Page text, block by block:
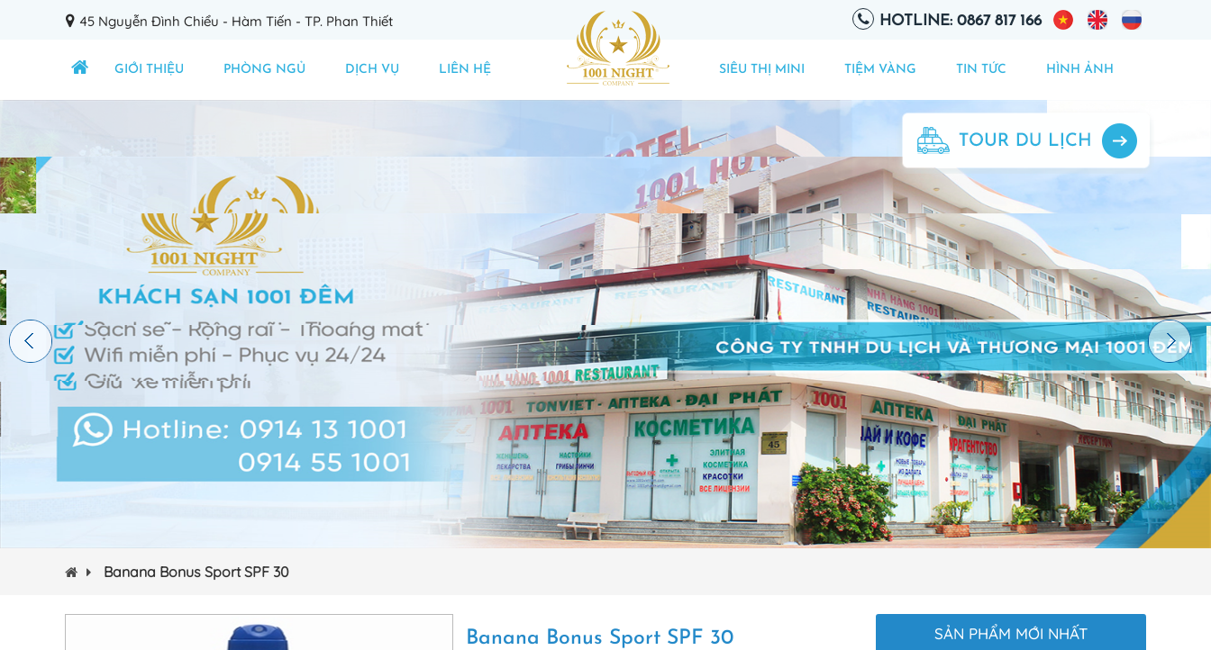
45 Nguyễn Đình Chiểu - Hàm Tiến - TP. Phan Thiết HOTLINE: 0867 817 166
GIỚI THIỆU PHÒNG NGỦ DỊCH VỤ LIÊN HỆ SIÊU THỊ MINI TIỆM VÀNG TIN TỨC HÌNH ẢNH
Banana Bonus Sport SPF 30
Banana Bonus Sport SPF 30 SẢN PHẨM MỚI NHẤT